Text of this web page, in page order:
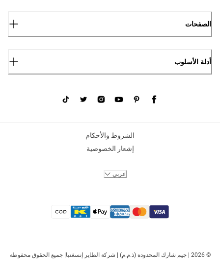
الصفحات
أدلة الأسلوب
© 2026 | جيم شارك المحدودة (ذ.م.م) | شركة الطاير إنسغنيا| جميع الحقوق محفوظة
الشروط والأحكام
إشعار الخصوصية
عربي